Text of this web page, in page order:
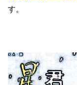
す。